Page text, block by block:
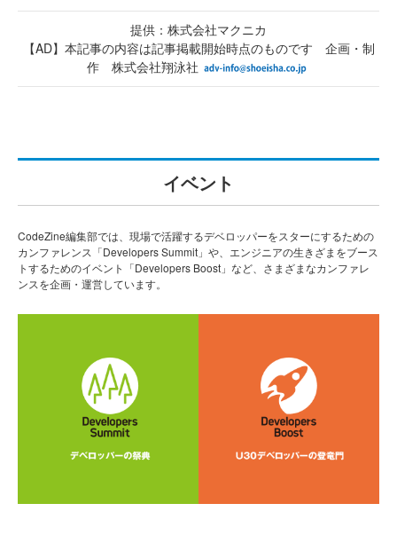
提供：株式会社マクニカ
【AD】本記事の内容は記事掲載開始時点のものです 企画・制
作 株式会社翔泳社
イベント
CodeZine編集部では、現場で活躍するデベロッパーをスターにするための
カンファレンス「Developers Summit」や、エンジニアの生きざまをブース
トするためのイベント「Developers Boost」など、さまざまなカンファレ
ンスを企画・運営しています。